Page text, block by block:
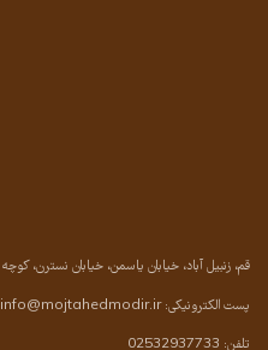
قم، زنبیل آباد، خیابان یاسمن، خیابان نسترن، کوچه 6 پلاک 61
پست الکترونیکی:info@mojtahedmodir.ir
تلفن: 02532937733